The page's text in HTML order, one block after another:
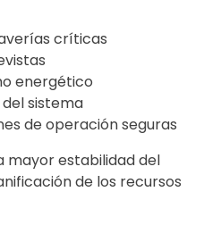
críticas
energético
sistema
de operación seguras
mayor estabilidad del
de los recursos